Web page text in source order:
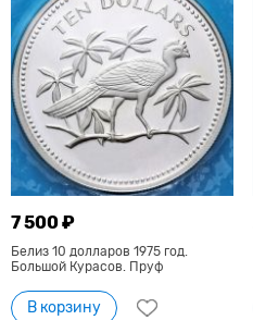
7 500 ₽
Белиз 10 долларов 1975 год.
Большой Курасов. Пруф
В корзину